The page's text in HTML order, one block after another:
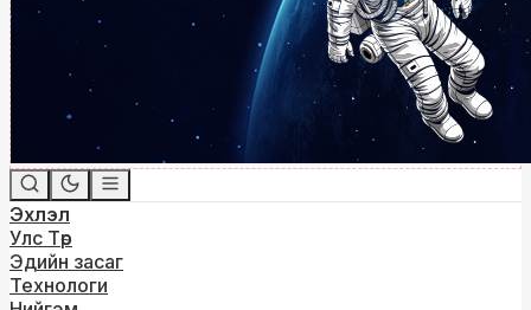
Эхлэл
Улс Төр
Эдийн засаг
Технологи